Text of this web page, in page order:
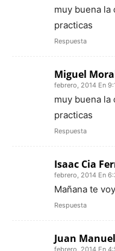
muy buena la
practicas
Respuesta
Miguel
febrero, 2014 En
muy buena la
practicas
Respuesta
Isaac Cia
febrero, 2014 En
Mañana te
Respuesta
Juan
febrero, 2014 En